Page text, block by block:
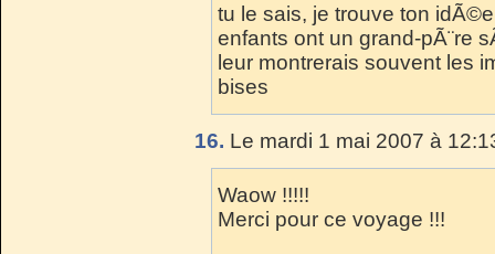
tu le sais, je trouve ton
enfants ont un grand-pÃ¨re
leur montrerais souvent les
bises
16. Le mardi 1 mai 2007 à
Waow !!!!!
Merci pour ce voyage !!!